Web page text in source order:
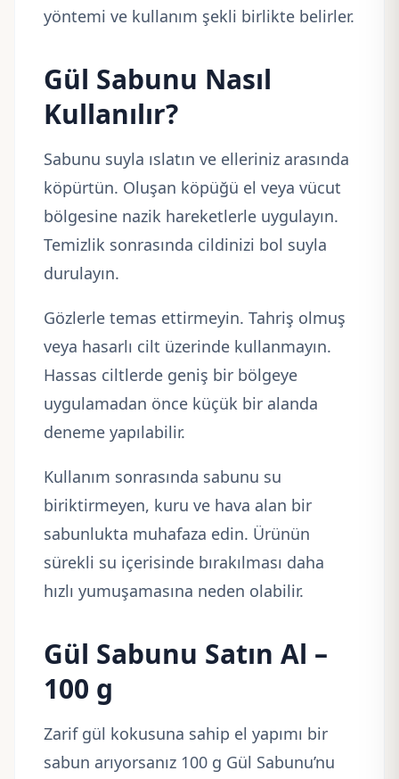
yöntemi ve kullanım şekli birlikte belirler.
Gül Sabunu Nasıl
Kullanılır?
Sabunu suyla ıslatın ve elleriniz arasında
köpürtün. Oluşan köpüğü el veya vücut
bölgesine nazik hareketlerle uygulayın.
Temizlik sonrasında cildinizi bol suyla
durulayın.
Gözlerle temas ettirmeyin. Tahriş olmuş
veya hasarlı cilt üzerinde kullanmayın.
Hassas ciltlerde geniş bir bölgeye
uygulamadan önce küçük bir alanda
deneme yapılabilir.
Kullanım sonrasında sabunu su
biriktirmeyen, kuru ve hava alan bir
sabunlukta muhafaza edin. Ürünün
sürekli su içerisinde bırakılması daha
hızlı yumuşamasına neden olabilir.
Gül Sabunu Satın Al –
100 g
Zarif gül kokusuna sahip el yapımı bir
sabun arıyorsanız 100 g Gül Sabunu’nu